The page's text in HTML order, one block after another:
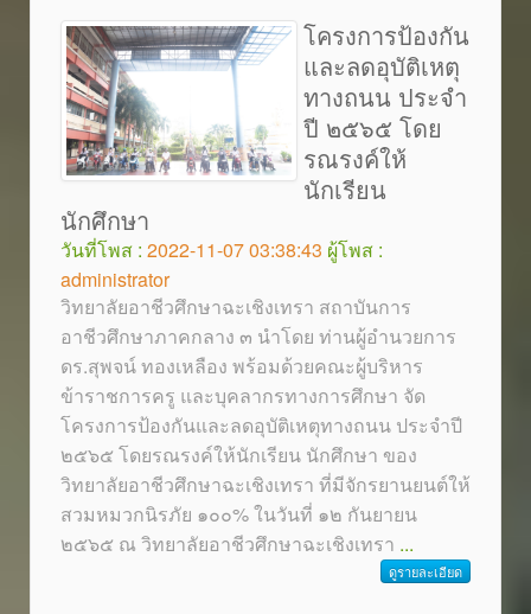
โครงการป้องกัน
และลดอุบัติเหตุ
ทางถนน ประจำ
ปี ๒๕๖๕ โดย
รณรงค์ให้
นักเรียน
นักศึกษา
วันที่โพส : 2022-11-07 03:38:43 ผู้โพส :
administrator
วิทยาลัยอาชีวศึกษาฉะเชิงเทรา สถาบันการ
อาชีวศึกษาภาคกลาง ๓ นำโดย ท่านผู้อำนวยการ
ดร.สุพจน์ ทองเหลือง พร้อมด้วยคณะผู้บริหาร
ข้าราชการครู และบุคลากรทางการศึกษา จัด
โครงการป้องกันและลดอุบัติเหตุทางถนน ประจำปี
๒๕๖๕ โดยรณรงค์ให้นักเรียน นักศึกษา ของ
วิทยาลัยอาชีวศึกษาฉะเชิงเทรา ที่มีจักรยานยนต์ให้
สวมหมวกนิรภัย ๑๐๐% ในวันที่ ๑๒ กันยายน
๒๕๖๕ ณ วิทยาลัยอาชีวศึกษาฉะเชิงเทรา ...
ดูรายละเอียด